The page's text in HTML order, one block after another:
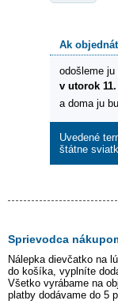
Ak
odošleme ju
v utorok
a doma ju
Uvedené
štátne
Sprievodca
Nálepka dievčatko na
do košíka, vyplníte
Všetko vyrábame na
platby dodávame do 5